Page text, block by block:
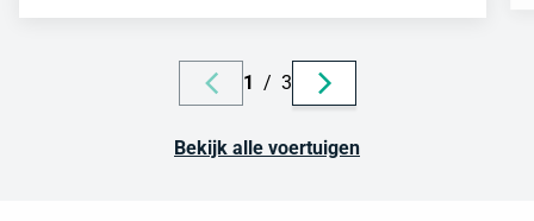
1 / 3
Bekijk alle voertuigen